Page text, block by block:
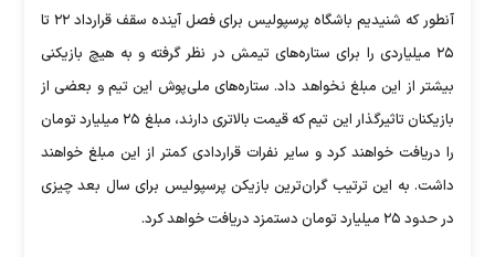
آنطور که شنیدیم باشگاه پرسپولیس برای فصل آینده سقف قرارداد ۲۲ تا
۲۵ میلیاردی را برای ستاره‌های تیمش در نظر گرفته و به هیچ بازیکنی
بیشتر از این مبلغ نخواهد داد. ستاره‌های ملی‌پوش این تیم و بعضی از
بازیکنان تاثیرگذار این تیم که قیمت بالاتری دارند، مبلغ ۲۵ میلیارد تومان
را دریافت خواهند کرد و سایر نفرات قراردادی کمتر از این مبلغ خواهند
داشت. به این ترتیب گران‌ترین بازیکن پرسپولیس برای سال بعد چیزی
در حدود ۲۵ میلیارد تومان دستمزد دریافت خواهد کرد.